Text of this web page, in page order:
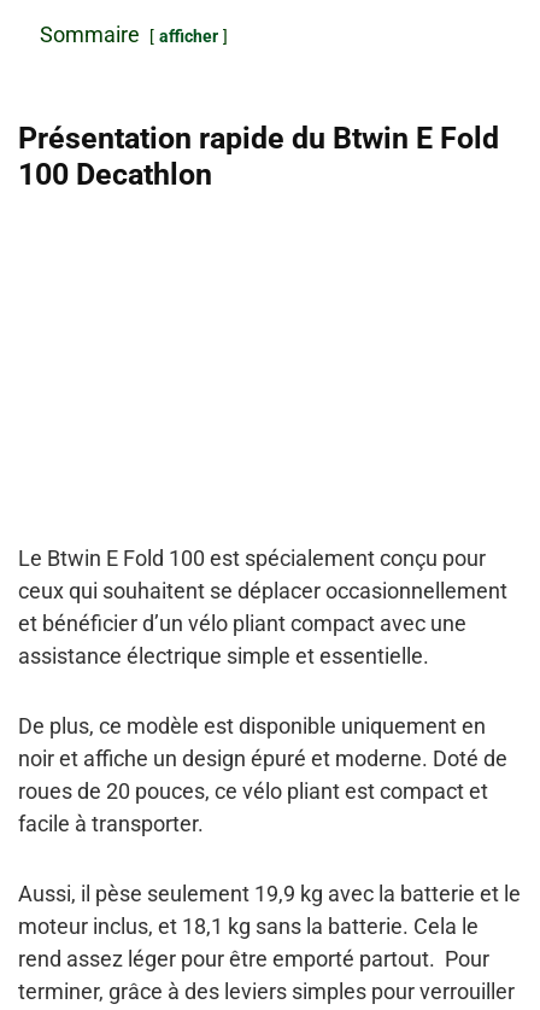
Sommaire afficher
Présentation rapide du Btwin E Fold
100 Decathlon
Le Btwin E Fold 100 est spécialement conçu pour
ceux qui souhaitent se déplacer occasionnellement
et bénéficier d’un vélo pliant compact avec une
assistance électrique simple et essentielle.
De plus, ce modèle est disponible uniquement en
noiret affiche un design épuré et moderne. Doté de
roues de 20 pouces, ce vélo pliant estcompact et
facile à transporter.
Aussi, il pèse seulement 19,9 kg avec la batterie et le
moteur inclus, et 18,1 kg sans la batterie. Cela le
rend assez léger pour être emporté partout. Pour
terminer, grâce à des leviers simples pour verrouiller